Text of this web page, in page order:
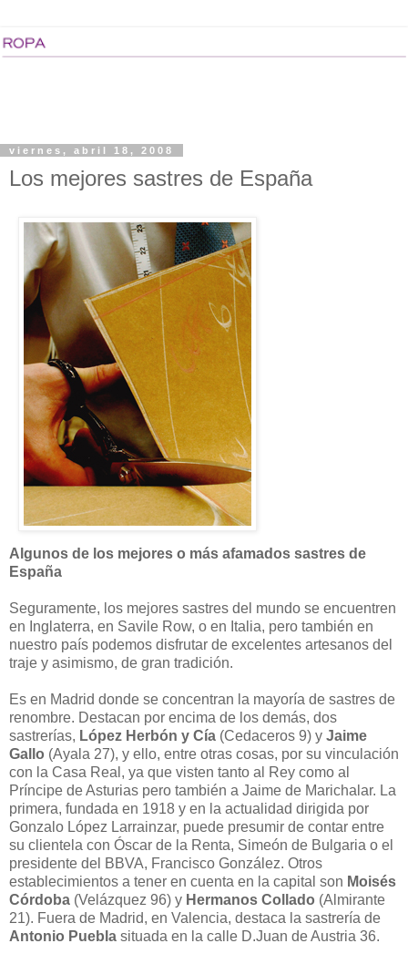
viernes, abril 18, 2008
Los mejores sastres de España
Algunos de los mejores o más afamados sastres de
España
Seguramente, los mejores sastres del mundo se encuentren
en Inglaterra, en Savile Row, o en Italia, pero también en
nuestro país podemos disfrutar de excelentes artesanos del
traje y asimismo, de gran tradición.
Es en Madrid donde se concentran la mayoría de sastres de
renombre. Destacan por encima de los demás, dos
sastrerías, López Herbón y Cía (Cedaceros 9) y Jaime
Gallo (Ayala 27), y ello, entre otras cosas, por su vinculación
con la Casa Real, ya que visten tanto al Rey como al
Príncipe de Asturias pero también a Jaime de Marichalar. La
primera, fundada en 1918 y en la actualidad dirigida por
Gonzalo López Larrainzar, puede presumir de contar entre
su clientela con Óscar de la Renta, Simeón de Bulgaria o el
presidente del BBVA, Francisco González. Otros
establecimientos a tener en cuenta en la capital son Moisés
Córdoba (Velázquez 96) y Hermanos Collado (Almirante
21). Fuera de Madrid, en Valencia, destaca la sastrería de
Antonio Puebla situada en la calle D.Juan de Austria 36.